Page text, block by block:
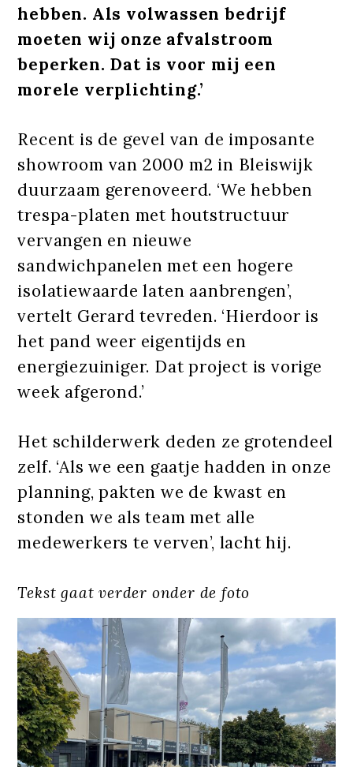
hebben. Als volwassen bedrijf
moeten wij onze afvalstroom
beperken. Dat is voor mij een
morele verplichting.’
Recent is de gevel van de imposante
showroom van 2000 m2 in Bleiswijk
duurzaam gerenoveerd. ‘We hebben
trespa-platen met houtstructuur
vervangen en nieuwe
sandwichpanelen met een hogere
isolatiewaarde laten aanbrengen’,
vertelt Gerard tevreden. ‘Hierdoor is
het pand weer eigentijds en
energiezuiniger. Dat project is vorige
week afgerond.’
Het schilderwerk deden ze grotendeel
zelf. ‘Als we een gaatje hadden in onze
planning, pakten we de kwast en
stonden we als team met alle
medewerkers te verven’, lacht hij.
Tekst gaat verder onder de foto